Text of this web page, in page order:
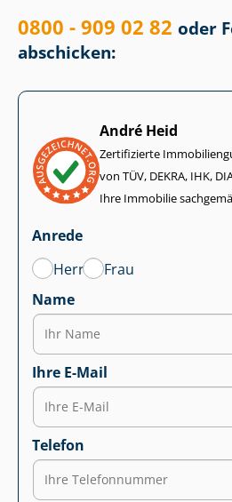
0800 - 909 02 82 oder
abschicken:
André Heid
Zertifizierte
von TÜV, DEKRA, IHK,
Ihre Immobilie
Anrede
Herr
Frau
Name
Ihre E-Mail
Telefon